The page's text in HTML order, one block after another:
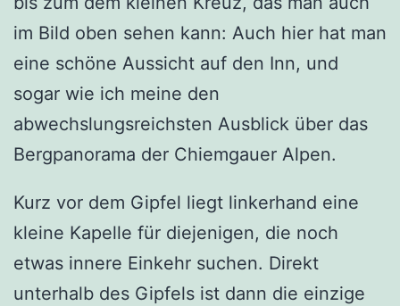
im Bild oben sehen kann: Auch hier hat man
eine schöne Aussicht auf den Inn, und
sogar wie ich meine den
abwechslungsreichsten Ausblick über das
Bergpanorama der Chiemgauer Alpen.
Kurz vor dem Gipfel liegt linkerhand eine
kleine Kapelle für diejenigen, die noch
etwas innere Einkehr suchen. Direkt
unterhalb des Gipfels ist dann die einzige